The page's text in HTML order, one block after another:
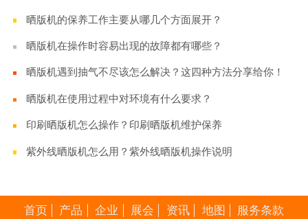
晒版机的保养工作主要从哪几个方面展开？
晒版机在操作时容易出现的故障都有哪些？
晒版机遇到抽气不尽该怎么解决？这四种方法分享给你！
晒版机在使用过程中对环境有什么要求？
印刷晒版机怎么操作？印刷晒版机维护保养
紫外线晒版机怎么用？紫外线晒版机操作说明
首页 产品 企业 展会 资讯 地图 服务条款